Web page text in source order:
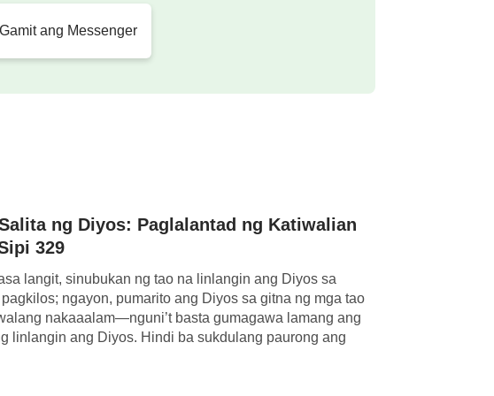
mga pagbubunyag ng Diyos, hindi niya
Diyos. Nguni’t sa kabaligtaran, alam ng
sila. Sa ngalan ng lahat ng mga bagay
mga halagang Kanyang binayaran dahil sa
tao sa Biblia o mula sa anumang sinabi ng
hihingi ang Diyos ng anuman mula
balewalain ng mga tao ang kaisipan ng Diyos,
paulit-ulit na tinutustusan ang
sila sa paraan ng Diyos para
ang Messenger
ng Diyos: Paglalantad ng Katiwalian
329
langit, sinubukan ng tao na linlangin ang Diyos sa
ngayon, pumarito ang Diyos sa gitna ng mga tao
nakaaalam—nguni’t basta gumagawa lamang ang
linlangin ang Diyos. Hindi ba sukdulang paurong ang